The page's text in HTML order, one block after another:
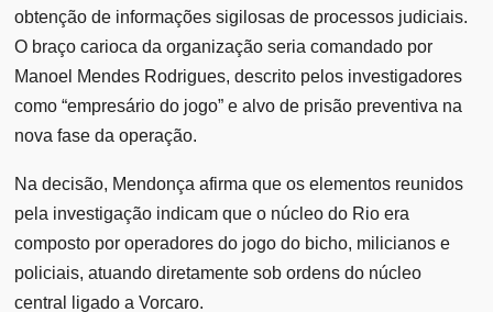
obtenção de informações sigilosas de processos judiciais.
O braço carioca da organização seria comandado por
Manoel Mendes Rodrigues, descrito pelos investigadores
como “empresário do jogo” e alvo de prisão preventiva na
nova fase da operação.
Na decisão, Mendonça afirma que os elementos reunidos
pela investigação indicam que o núcleo do Rio era
composto por operadores do jogo do bicho, milicianos e
policiais, atuando diretamente sob ordens do núcleo
central ligado a Vorcaro.